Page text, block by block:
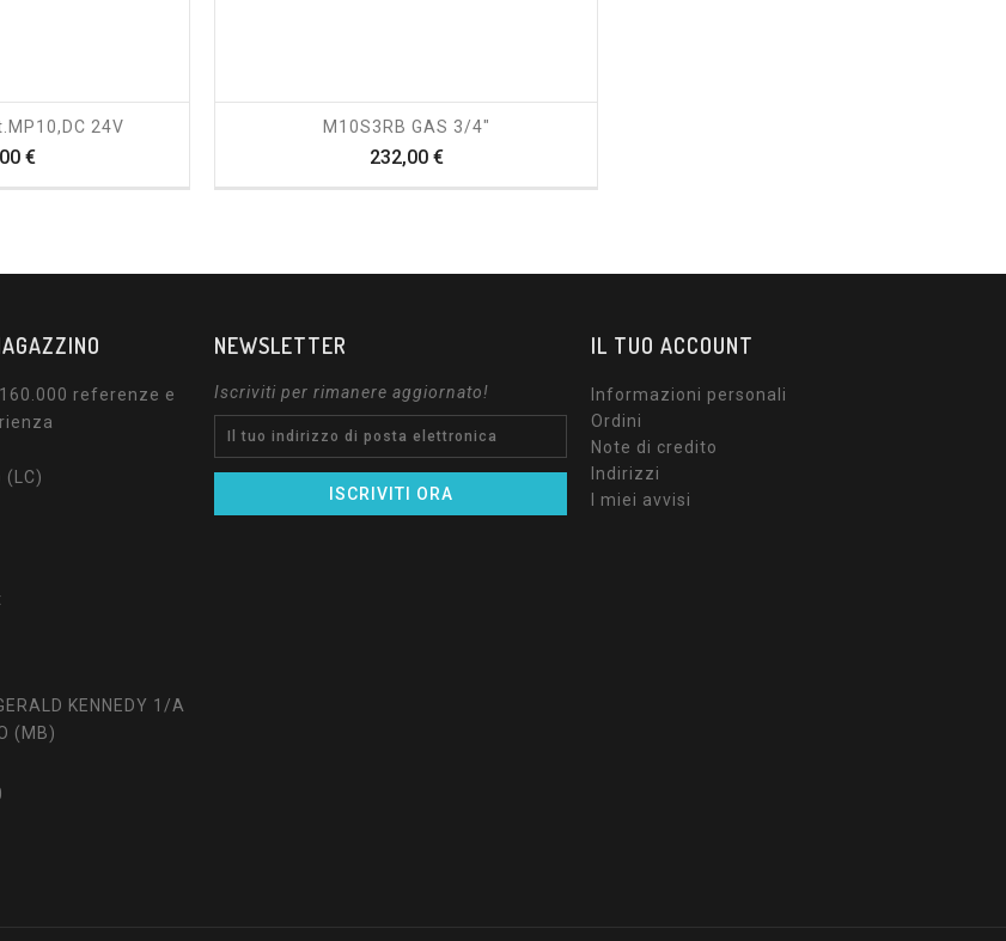
24V
€Prezzo
M10S3RB GAS 3/4"
232,00 €Prezzo
referenze e
(LC)
KENNEDY 1/A
(MB)
NEWSLETTER
Iscriviti per rimanere aggiornato!
IL TUO ACCOUNT
Informazioni personali
Ordini
Note di credito
Indirizzi
I miei avvisi